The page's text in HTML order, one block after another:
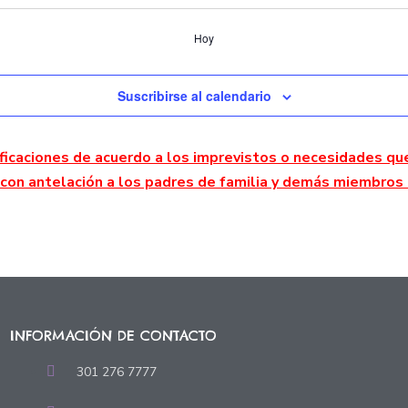
Hoy
Suscribirse al calendario
de acuerdo a los imprevistos o necesidades
antelación a los padres de familia y demás
INFORMACIÓN DE CONTACTO
301 276 7777